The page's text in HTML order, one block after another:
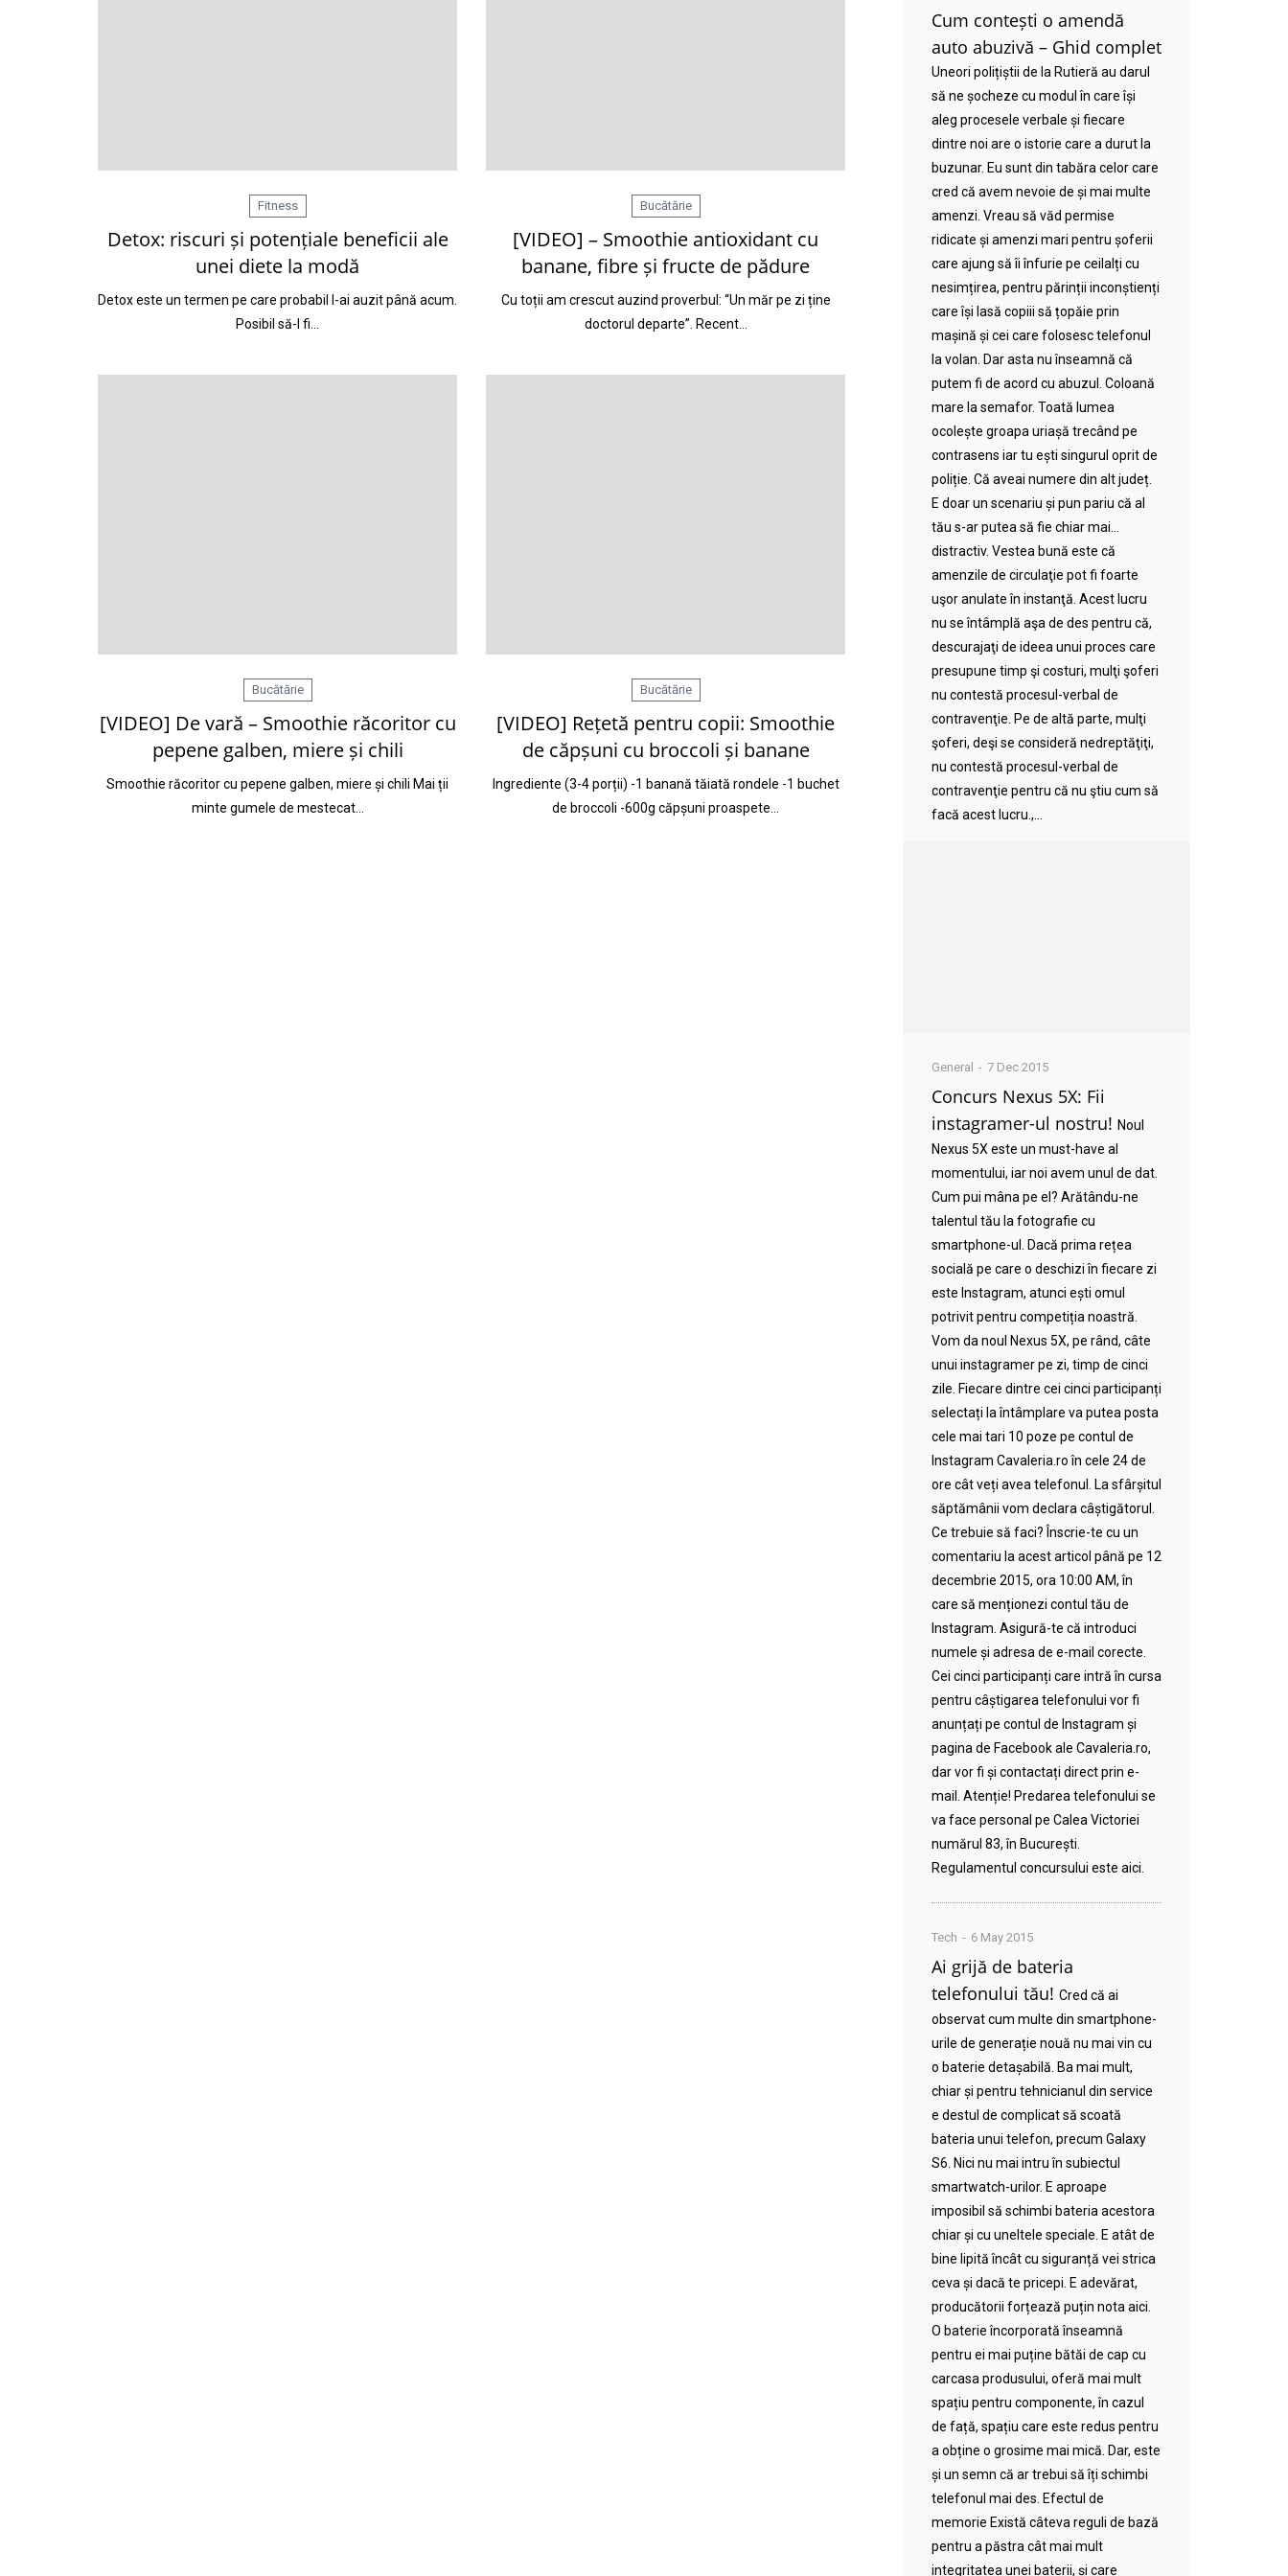
Fitness
Detox: riscuri și potențiale beneficii ale
unei diete la modă
Detox este un termen pe care probabil l-ai auzit până acum.
Posibil să-l fi…
Bucătărie
[VIDEO] – Smoothie antioxidant cu
banane, fibre și fructe de pădure
Cu toții am crescut auzind proverbul: “Un măr pe zi ține
doctorul departe”. Recent…
Bucătărie
[VIDEO] De vară – Smoothie răcoritor cu
pepene galben, miere și chili
Smoothie răcoritor cu pepene galben, miere și chili Mai ții
minte gumele de mestecat…
Bucătărie
[VIDEO] Rețetă pentru copii: Smoothie
de căpșuni cu broccoli și banane
Ingrediente (3-4 porții) -1 banană tăiată rondele -1 buchet
de broccoli -600g căpșuni proaspete…
Cum contești o amendă
auto abuzivă – Ghid complet
Uneori polițiștii de la Rutieră au darul
să ne șocheze cu modul în care își
aleg procesele verbale și fiecare
dintre noi are o istorie care a durut la
buzunar. Eu sunt din tabăra celor care
cred că avem nevoie de și mai multe
amenzi. Vreau să văd permise
ridicate și amenzi mari pentru șoferii
care ajung să îi înfurie pe ceilalți cu
nesimțirea, pentru părinții inconștienți
care își lasă copiii să țopăie prin
mașină și cei care folosesc telefonul
la volan. Dar asta nu înseamnă că
putem fi de acord cu abuzul. Coloană
mare la semafor. Toată lumea
ocolește groapa uriașă trecând pe
contrasens iar tu ești singurul oprit de
poliție. Că aveai numere din alt județ.
E doar un scenariu și pun pariu că al
tău s-ar putea să fie chiar mai…
distractiv. Vestea bună este că
amenzile de circulaţie pot fi foarte
uşor anulate în instanţă. Acest lucru
nu se întâmplă aşa de des pentru că,
descurajaţi de ideea unui proces care
presupune timp şi costuri, mulţi şoferi
nu contestă procesul-verbal de
contravenţie. Pe de altă parte, mulţi
şoferi, deşi se consideră nedreptăţiţi,
nu contestă procesul-verbal de
contravenţie pentru că nu ştiu cum să
facă acest lucru.,...
General 7 Dec 2015
Concurs Nexus 5X: Fii
instagramer-ul nostru! Noul
Nexus 5X este un must-have al
momentului, iar noi avem unul de dat.
Cum pui mâna pe el? Arătându-ne
talentul tău la fotografie cu
smartphone-ul. Dacă prima rețea
socială pe care o deschizi în fiecare zi
este Instagram, atunci ești omul
potrivit pentru competiția noastră.
Vom da noul Nexus 5X, pe rând, câte
unui instagramer pe zi, timp de cinci
zile. Fiecare dintre cei cinci participanți
selectați la întâmplare va putea posta
cele mai tari 10 poze pe contul de
Instagram Cavaleria.ro în cele 24 de
ore cât veți avea telefonul. La sfârșitul
săptămânii vom declara câștigătorul.
Ce trebuie să faci? Înscrie-te cu un
comentariu la acest articol până pe 12
decembrie 2015, ora 10:00 AM, în
care să menționezi contul tău de
Instagram. Asigură-te că introduci
numele și adresa de e-mail corecte.
Cei cinci participanți care intră în cursa
pentru câștigarea telefonului vor fi
anunțați pe contul de Instagram și
pagina de Facebook ale Cavaleria.ro,
dar vor fi și contactați direct prin e-
mail. Atenție! Predarea telefonului se
va face personal pe Calea Victoriei
numărul 83, în București.
Regulamentul concursului este aici.
Tech 6 May 2015
Ai grijă de bateria
telefonului tău! Cred că ai
observat cum multe din smartphone-
urile de generație nouă nu mai vin cu
o baterie detașabilă. Ba mai mult,
chiar și pentru tehnicianul din service
e destul de complicat să scoată
bateria unui telefon, precum Galaxy
S6. Nici nu mai intru în subiectul
smartwatch-urilor. E aproape
imposibil să schimbi bateria acestora
chiar și cu uneltele speciale. E atât de
bine lipită încât cu siguranță vei strica
ceva și dacă te pricepi. E adevărat,
producătorii forțează puțin nota aici.
O baterie încorporată înseamnă
pentru ei mai puține bătăi de cap cu
carcasa produsului, oferă mai mult
spațiu pentru componente, în cazul
de față, spațiu care este redus pentru
a obține o grosime mai mică. Dar, este
și un semn că ar trebui să îți schimbi
telefonul mai des. Efectul de
memorie Există câteva reguli de bază
pentru a păstra cât mai mult
integritatea unei baterii, și care